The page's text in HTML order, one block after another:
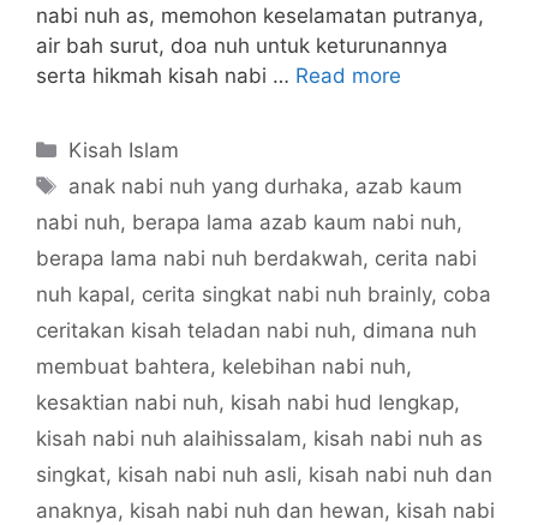
nabi nuh as, memohon keselamatan putranya,
air bah surut, doa nuh untuk keturunannya
serta hikmah kisah nabi … Read more
Categories
Kisah Islam
Tags
anak nabi nuh yang durhaka, azab kaum
nabi nuh, berapa lama azab kaum nabi nuh,
berapa lama nabi nuh berdakwah, cerita nabi
nuh kapal, cerita singkat nabi nuh brainly, coba
ceritakan kisah teladan nabi nuh, dimana nuh
membuat bahtera, kelebihan nabi nuh,
kesaktian nabi nuh, kisah nabi hud lengkap,
kisah nabi nuh alaihissalam, kisah nabi nuh as
singkat, kisah nabi nuh asli, kisah nabi nuh dan
anaknya, kisah nabi nuh dan hewan, kisah nabi